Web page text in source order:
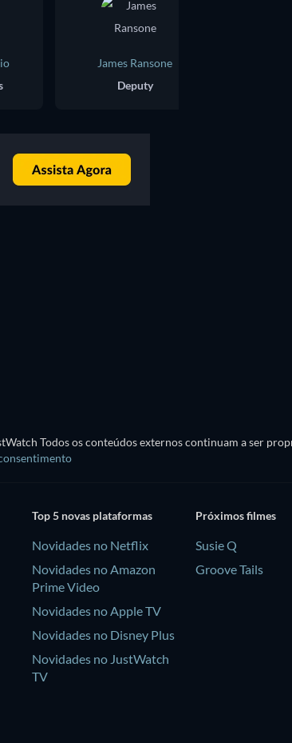
James Ransone
Deputy
Todos os conteúdos externos continuam a ser
Top 5 novas plataformas
Novidades no Netflix
Novidades no Amazon
Prime Video
Novidades no Apple TV
Novidades no Disney Plus
Novidades no JustWatch
TV
Próximos filmes
Susie Q
Groove Tails